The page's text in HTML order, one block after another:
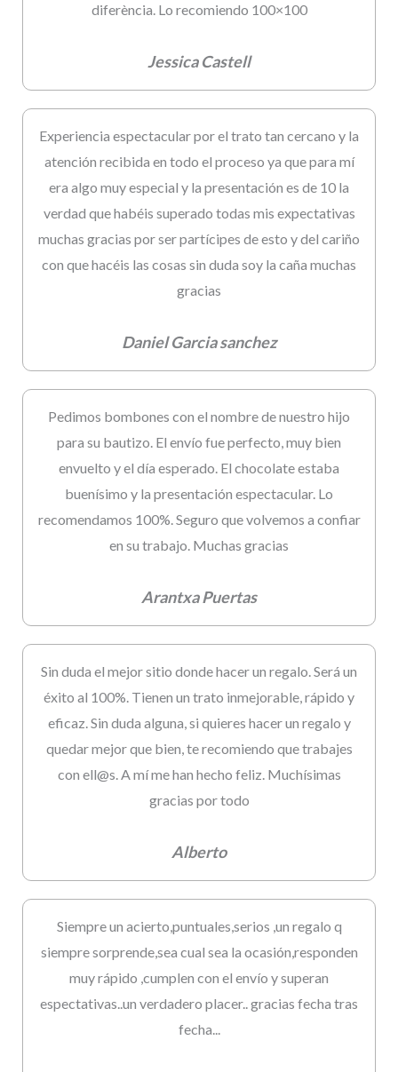
diferència. Lo recomiendo 100×100
Jessica Castell
Experiencia espectacular por el trato tan cercano y la
atención recibida en todo el proceso ya que para mí
era algo muy especial y la presentación es de 10 la
verdad que habéis superado todas mis expectativas
muchas gracias por ser partícipes de esto y del cariño
con que hacéis las cosas sin duda soy la caña muchas
gracias
Daniel Garcia sanchez
Pedimos bombones con el nombre de nuestro hijo
para su bautizo. El envío fue perfecto, muy bien
envuelto y el día esperado. El chocolate estaba
buenísimo y la presentación espectacular. Lo
recomendamos 100%. Seguro que volvemos a confiar
en su trabajo. Muchas gracias
Arantxa Puertas
Sin duda el mejor sitio donde hacer un regalo. Será un
éxito al 100%. Tienen un trato inmejorable, rápido y
eficaz. Sin duda alguna, si quieres hacer un regalo y
quedar mejor que bien, te recomiendo que trabajes
con ell@s. A mí me han hecho feliz. Muchísimas
gracias por todo
Alberto
Siempre un acierto,puntuales,serios ,un regalo q
siempre sorprende,sea cual sea la ocasión,responden
muy rápido ,cumplen con el envío y superan
espectativas..un verdadero placer.. gracias fecha tras
fecha...